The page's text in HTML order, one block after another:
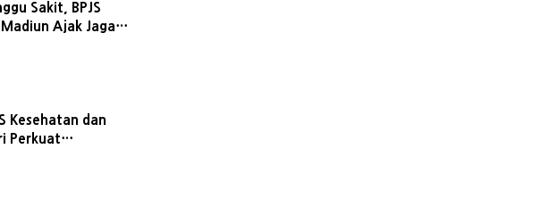
Sakit, BPJS
Ajak Jaga
Kesehatan dan
Perkuat